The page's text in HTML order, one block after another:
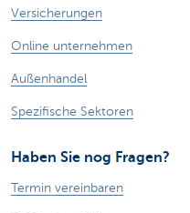
Versicherungen
Online unternehmen
Außenhandel
Spezifische Sektoren
Haben Sie nog Fragen?
Termin vereinbaren